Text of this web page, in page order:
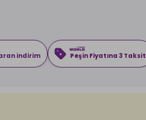
indirim Peşin Fiyatına 3 Taksit